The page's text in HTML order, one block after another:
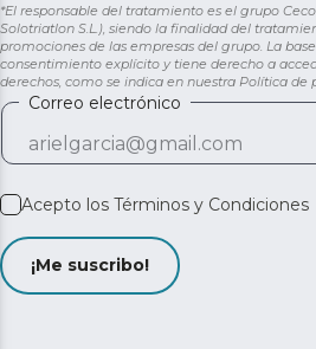
*El responsable del tratamiento es el grupo
Solotriatlon S.L.), siendo la finalidad del
promociones de las empresas del grupo. La
consentimiento explícito y tiene derecho a
derechos, como se indica en nuestra Política de
Correo electrónico
Acepto los Términos y Condiciones
¡Me suscribo!